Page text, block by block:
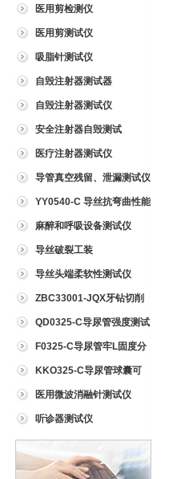
医用剪检测仪
医用剪测试仪
吸脂针测试仪
自毁注射器测试器
自毁注射器测试仪
安全注射器自毁测试
医疗注射器测试仪
导管真空残留、泄漏测试仪
YY0540-C 导丝抗弯曲性能
测试仪麻醉和呼吸设备测试仪
导丝破裂工装
导丝头端柔软性测试仪
ZBC33001-JQX牙钻切削
试验仪QD0325-C导尿管强度测试
仪
F0325-C导尿管牢L固度分
离力测试仪
KKO325-C导尿管球囊可
靠性测试仪
医用微波消融针测试仪
听诊器测试仪